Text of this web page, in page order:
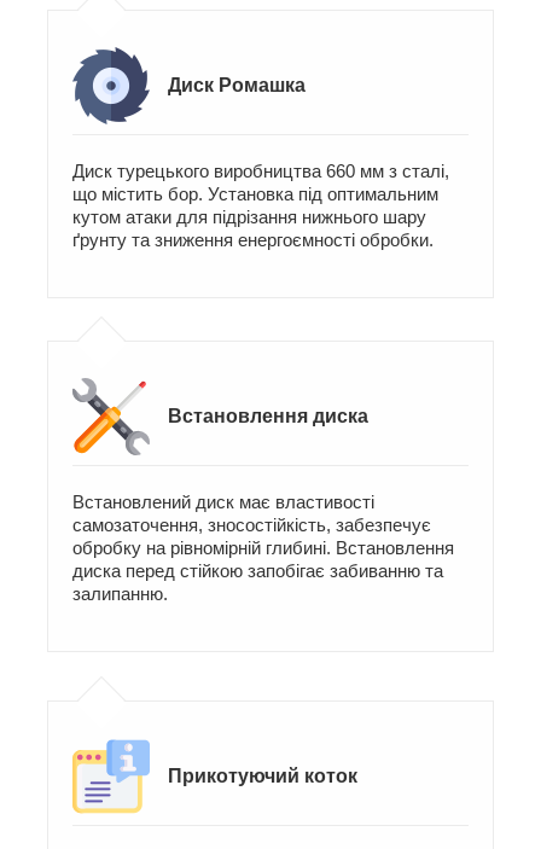
Диск Ромашка
Диск турецького виробництва 660 мм з сталі,
що містить бор. Установка під оптимальним
кутом атаки для підрізання нижнього шару
ґрунту та зниження енергоємності обробки.
Встановлення диска
Встановлений диск має властивості
самозаточення, зносостійкість, забезпечує
обробку на рівномірній глибині. Встановлення
диска перед стійкою запобігає забиванню та
залипанню.
Прикотуючий коток